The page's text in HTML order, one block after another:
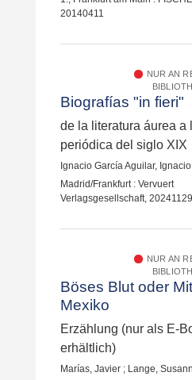
20140411
NUR AN
Biografías "in fieri"
de la literatura áurea a
periódica del siglo XIX
Ignacio García Aguilar,
Madrid/Frankfurt : Vervuert
Verlagsgesellschaft, 20241129
NUR AN
Böses Blut oder
Mexiko
Erzählung (nur als E-
erhältlich)
Marías, Javier ; Lange,